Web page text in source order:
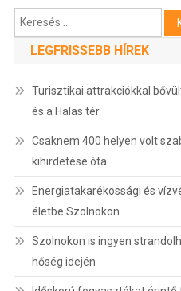
Keresés:
LEGFRISSEBB HÍREK
Turisztikai attrakciókkal
és a Halas tér
Csaknem 400 helyen volt
kihirdetése óta
Energiatakarékossági és
életbe Szolnokon
Szolnokon is ingyen
hőség idején